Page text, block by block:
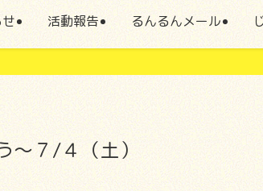
活動報告 るんるんメール
～７/４（土）